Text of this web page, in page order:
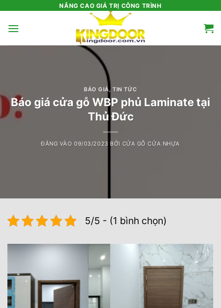
nội
NÂNG CAO GIÁ TRỊ CÔNG TRÌNH
BÁO GIÁ ,TIN TỨC
Báo giá cửa gỗ WBP phủ Laminate tại
Thủ Đức
ĐĂNG VÀO09/03/2023 BỞI CỬA GỖ CỬA NHỰA
5/5 - (1 bình chọn)